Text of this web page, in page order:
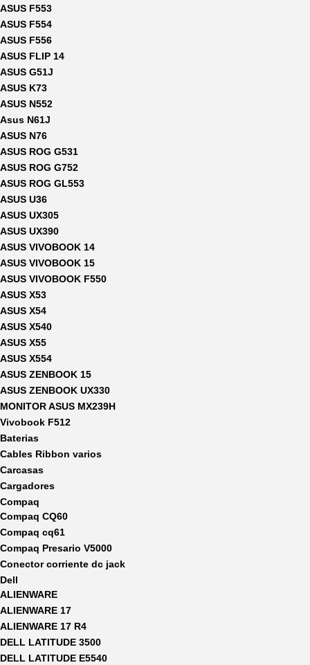
ASUS F553
ASUS F554
ASUS F556
ASUS FLIP 14
ASUS G51J
ASUS K73
ASUS N552
Asus N61J
ASUS N76
ASUS ROG G531
ASUS ROG G752
ASUS ROG GL553
ASUS U36
ASUS UX305
ASUS UX390
ASUS VIVOBOOK 14
ASUS VIVOBOOK 15
ASUS VIVOBOOK F550
ASUS X53
ASUS X54
ASUS X540
ASUS X55
ASUS X554
ASUS ZENBOOK 15
ASUS ZENBOOK UX330
MONITOR ASUS MX239H
Vivobook F512
Baterias
Cables Ribbon varios
Carcasas
Cargadores
Compaq
Compaq CQ60
Compaq cq61
Compaq Presario V5000
Conector corriente dc jack
Dell
ALIENWARE
ALIENWARE 17
ALIENWARE 17 R4
DELL LATITUDE 3500
DELL LATITUDE E5540